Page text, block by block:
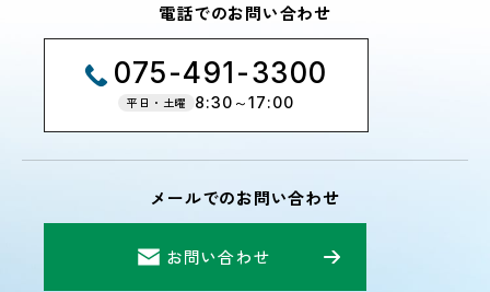
電話でのお問い合わせ
075-491-3300
平日・土曜 8:30～17:00
メールでのお問い合わせ
お問い合わせ